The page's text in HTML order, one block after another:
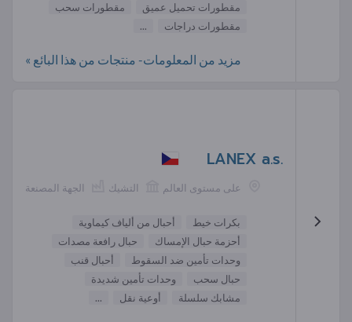
مقطورات تحميل عميق
مقطورات سحب
مقطورات دراجات
...
مزيد من المعلومات- منتجات من هذا البائع »
LANEX a.s.
الجهة المصنعة التشيك على مستوى العالم
بكرات خيط
أحبال من ألياف كيماوية
أحزمة حبال الإمساك
حبال رافعة مصدات
وحدات تأمين ضد السقوط
أحبال قنب
حبال سحب
وحدات تأمين شديدة
مشابك سلسلة
أوعية نقل ...